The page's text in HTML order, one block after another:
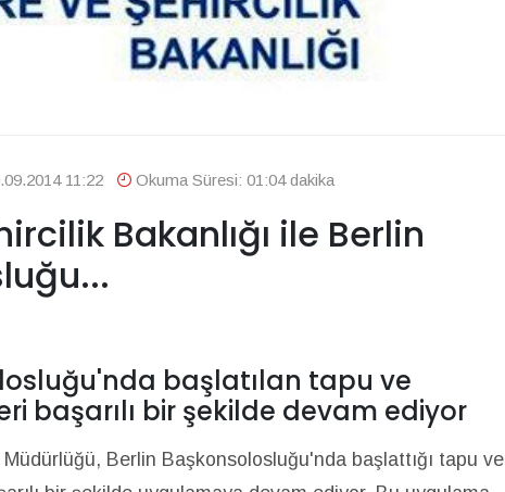
11:22 Okuma Süresi: 01:04 dakika
Bakanlığı ile Berlin
başlatılan tapu ve
başarılı bir şekilde devam ediyor
Berlin Başkonsolosluğu'nda başlattığı tapu ve